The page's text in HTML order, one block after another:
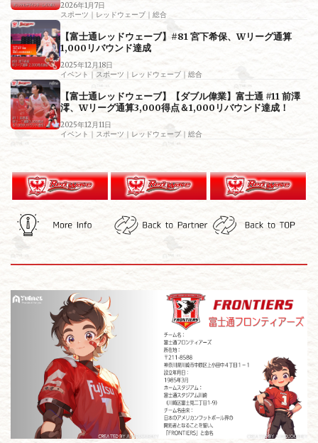
2026年1月7日
スポーツ｜レッドウェーブ｜総合
【富士通レッドウェーブ】#81 宮下希保、Wリーグ通算
1,000リバウンド達成
2025年12月18日
イベント｜スポーツ｜レッドウェーブ｜総合
【富士通レッドウェーブ】【ダブル偉業】富士通 #11 前澤
澪、Wリーグ通算3,000得点＆1,000リバウンド達成！
2025年12月11日
イベント｜スポーツ｜レッドウェーブ｜総合